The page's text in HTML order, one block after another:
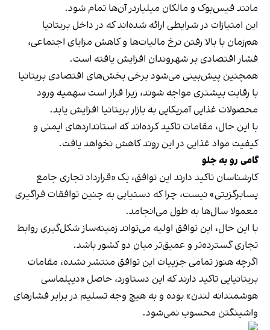
مانند فیس‌بوک و مالکان میلیاردر آن‌ها تمام شود.
این امتیازات در شرایطی ارائه شده‌اند که در داخل بریتانیا
هم‌زمان با بالا رفتن نرخ مالیات‌ها و کاهش مزایای اجتماعی،
فشار اقتصادی بر شهروندان افزایش یافته است.
همچنین پیش‌بینی می‌شود برخی بخش‌های اقتصادی بریتانیا
با رقابت بیشتری مواجه شوند، زیرا قرار است سهمیه ورود
محصولات غذایی آمریکایی به بازار بریتانیا افزایش یابد.
با این حال، مقامات تاکید کرده‌اند که استانداردهای ایمنی و
کیفیت مواد غذایی در این روند کاهش نخواهد یافت.
گامی روبهجلو
کارشناسان تاکید دارند این توافق، یک «قرارداد تجاری جامع
پسابرگزیتی» نیست، چرا که دستیابی به چنین توافقات فراگیری
معمولا سال‌ها به طول می‌انجامد.
با این حال، این توافق اولیه می‌تواند زمینه‌ساز شکل‌گیری روابط
تجاری گسترده‌تر و عمیق‌تر میان دو کشور باشد.
اگرچه هنوز تمامی جزییات این توافق منتشر نشده، مقامات
بریتانیایی تاکید دارند که این دستاورد، حاصل «دیپلماسی
هوشمندانه لندن» بوده و به هیچ وجه تسلیم در برابر فشارهای
واشینگتن محسوب نمی‌شود.